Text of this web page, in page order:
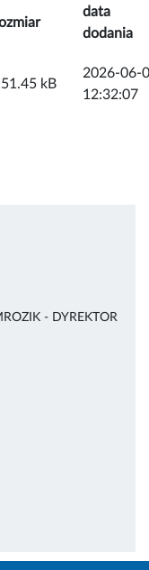
data
dodania
kB
2026-06-
12:32:07
- DYREKTOR